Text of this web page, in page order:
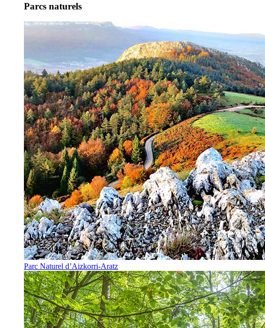
Parcs naturels
Parc Naturel d’Aizkorri-Aratz